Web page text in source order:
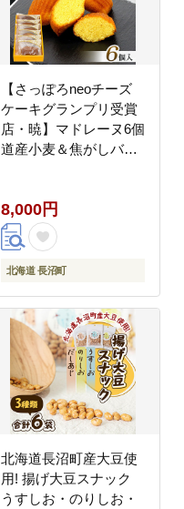
【さっぽろneoチーズ
ケーキグランプリ受賞
店・暁】マドレーヌ6個
道産小麦＆焦がしバタ
8,000円
北海道 長沼町
北海道長沼町産大豆使
用! 揚げ大豆スナック
うすしお・のりしお・